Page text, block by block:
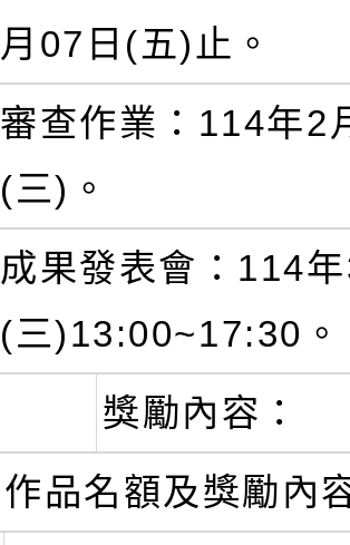
月07日(五)止。
審查作業：114年2
(三)。
成果發表會：114
(三)13:00~17:30。
獎勵內容：
作品名額及獎勵內